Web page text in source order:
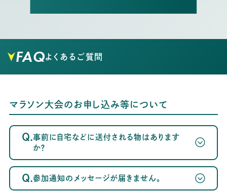
FAQよくあるご質問
マラソン大会のお申し込み等について
Q.事前に自宅などに送付される物はあります
か？
Q.参加通知のメッセージが届きません。